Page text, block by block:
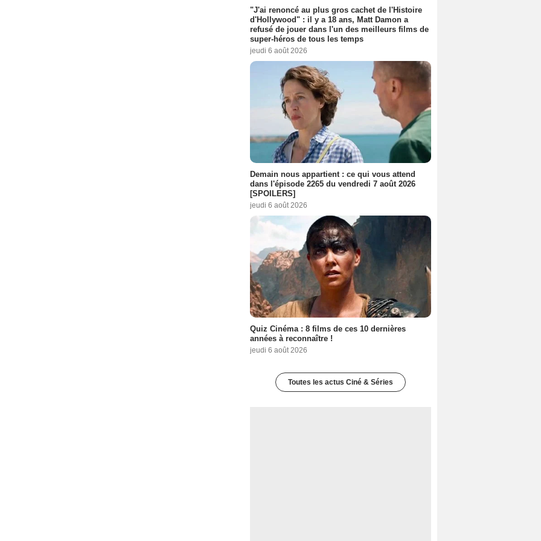
"J'ai renoncé au plus gros cachet de l'Histoire
d'Hollywood" : il y a 18 ans, Matt Damon a
refusé de jouer dans l'un des meilleurs films de
super-héros de tous les temps
jeudi 6 août 2026
Demain nous appartient : ce qui vous attend
dans l'épisode 2265 du vendredi 7 août 2026
[SPOILERS]
jeudi 6 août 2026
Quiz Cinéma : 8 films de ces 10 dernières
années à reconnaître !
jeudi 6 août 2026
Toutes les actus Ciné & Séries